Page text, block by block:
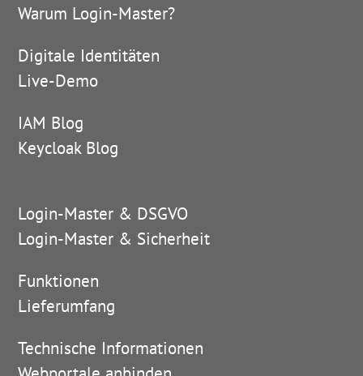
Warum Login-Master?
Digitale Identitäten
Live-Demo
IAM Blog
Keycloak Blog
Login-Master & DSGVO
Login-Master & Sicherheit
Funktionen
Lieferumfang
Technische Informationen